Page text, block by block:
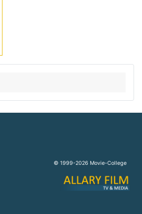
© 1999-2026 Movie-College